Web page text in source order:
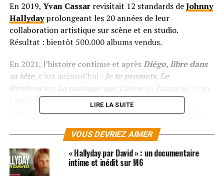
En 2019, Yvan Cassarrevisitait 12 standards deJohnny
Hallydayprolongeant les 20 années de leur
collaboration artistique sur scène et en studio.
Résultat : bientôt 500.000 albums vendus.
En 2021, l’histoire continue et aprèsDiégo, libre dans
sa tête, c’est aujourd’hui : Je te promets, Le
Cassar revisite. De l’écrin le plus dépouillé aux
magistrales orchestrations symphoniques il dépose la
relecture respectueuse de son patrimoine musical. A
noter que cet album est d’ores et déjà disponible sur
Amazon!
LIRE LA SUITE
VOUS DEVRIEZ AIMER
« Hallyday par David » : un documentaire
intime et inédit sur M6